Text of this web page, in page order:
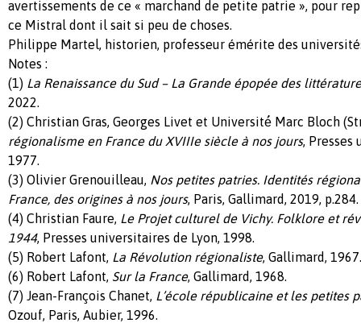
avertissements de ce « marchand de petite patrie », pour
ce Mistral dont il sait si peu de choses.
Philippe Martel, historien, professeur émérite des
Notes :
(1) La Renaissance du Sud – La Grande épopée des
2022.
(2) Christian Gras, Georges Livet et Université́ Marc Bloch
régionalisme en France du XVIIIe siècle à nos jours, Presses
1977.
(3) Olivier Grenouilleau, Nos petites patries. Identités
France, des origines à nos jours, Paris, Gallimard, 2019, p.284.
(4) Christian Faure, Le Projet culturel de Vichy. Folklore et
1944, Presses universitaires de Lyon, 1998.
(5) Robert Lafont, La Révolution régionaliste, Gallimard, 1967.
(6) Robert Lafont, Sur la France, Gallimard, 1968.
(7) Jean-François Chanet, L’école républicaine et les petites
Ozouf, Paris, Aubier, 1996.